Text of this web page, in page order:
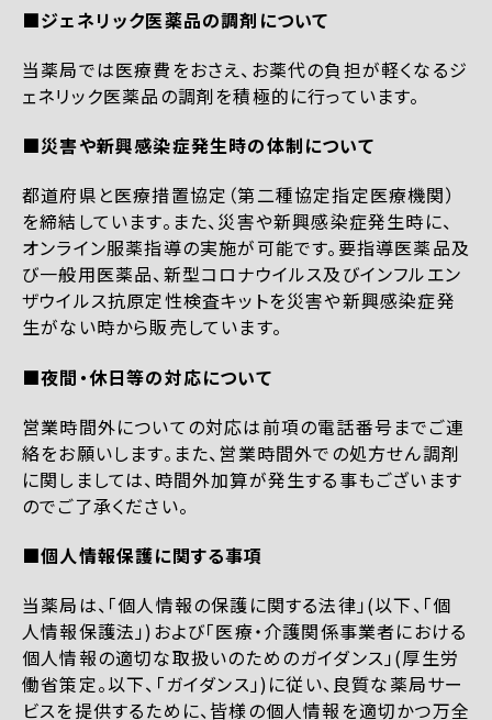
■ジェネリック医薬品の調剤について
当薬局では医療費をおさえ、お薬代の負担が軽くなるジ
ェネリック医薬品の調剤を積極的に行っています。
■災害や新興感染症発生時の体制について
都道府県と医療措置協定（第二種協定指定医療機関）
を締結しています。また、災害や新興感染症発生時に、
オンライン服薬指導の実施が可能です。要指導医薬品及
び一般用医薬品、新型コロナウイルス及びインフルエン
ザウイルス抗原定性検査キットを災害や新興感染症発
生がない時から販売しています。
■夜間・休日等の対応について
営業時間外についての対応は前項の電話番号までご連
絡をお願いします。また、営業時間外での処方せん調剤
に関しましては、時間外加算が発生する事もございます
のでご了承ください。
■個人情報保護に関する事項
当薬局は、「個人情報の保護に関する法律」(以下、「個
人情報保護法」)および「医療・介護関係事業者における
個人情報の適切な取扱いのためのガイダンス」(厚生労
働省策定。以下、「ガイダンス」)に従い、良質な薬局サー
ビスを提供するために、皆様の個人情報を適切かつ万全